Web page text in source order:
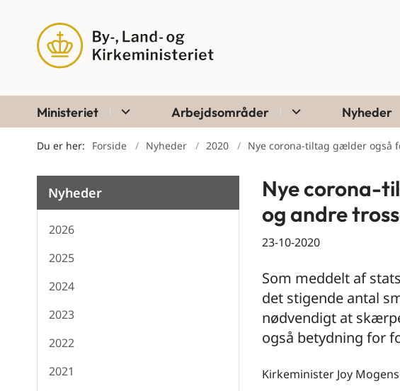
Ministeriet Arbejdsområder Nyheder
Du er her: Forside Nyheder 2020 Nye corona-tiltag gælder også
Nyheder
2026
2025
2024
2023
2022
2021
Nye corona-
og andre
23-10-2020
Som meddelt af
det stigende antal
nødvendigt at
også betydning for
Kirkeminister Joy